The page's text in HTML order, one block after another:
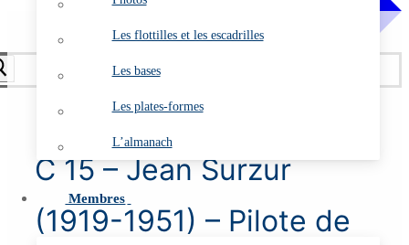
Les flottilles et les escadrilles
Les bases
Les plates-formes
L’almanach
Membres
C 15 – Jean Surzur
(1919-1951) – Pilote de